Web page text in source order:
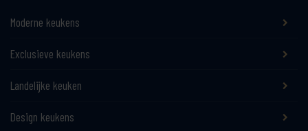
Moderne keukens
Exclusieve keukens
Landelijke keuken
Design keukens